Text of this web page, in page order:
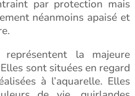
par protection mais
néanmoins apaisé et
représentent la majeure
sont situées en regard
à l’aquarelle. Elles